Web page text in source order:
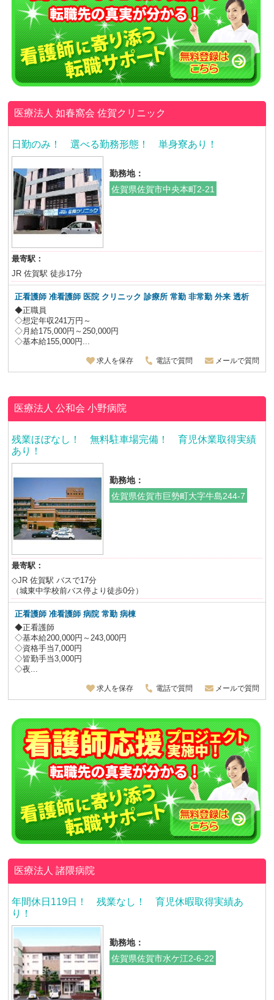
医療法人 如春窩会佐賀クリニック
日勤のみ！ 選べる勤務形態！ 単身寮あり！
勤務地：
佐賀県佐賀市中央本町2-21
最寄駅：
JR 佐賀駅 徒歩17分
正看護師 准看護師 医院 クリニック 診療所 常勤 非常勤 外来 透析
◆正職員
◇想定年収241万円～
◇月給175,000円～250,000円
◇基本給155,000円...
求人を保存 電話で質問 メールで質問
医療法人 公和会小野病院
残業ほぼなし！ 無料駐車場完備！ 育児休業取得実績
あり！
勤務地：
佐賀県佐賀市巨勢町大字牛島244-7
最寄駅：
◇JR 佐賀駅 バスで17分
（城東中学校前バス停より徒歩0分）
正看護師 准看護師 病院 常勤 病棟
◆正看護師
◇基本給200,000円～243,000円
◇資格手当7,000円
◇皆勤手当3,000円
◇夜...
求人を保存 電話で質問 メールで質問
医療法人諸隈病院
年間休日119日！ 残業なし！ 育児休暇取得実績あ
り！
勤務地：
佐賀県佐賀市水ケ江2-6-22